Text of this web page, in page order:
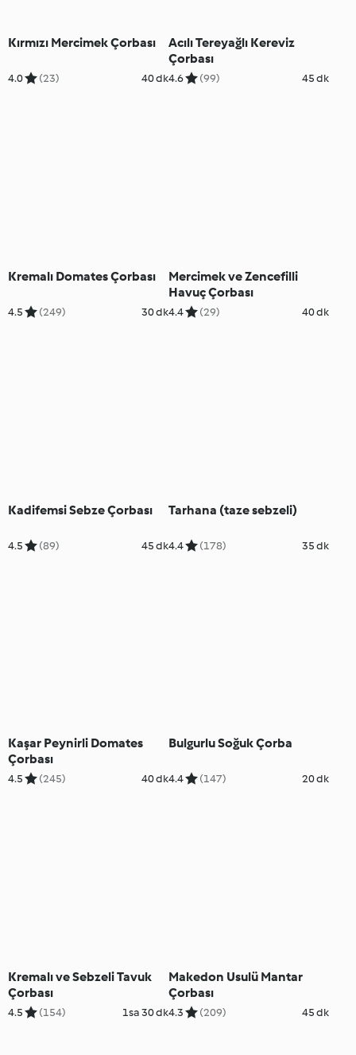
Kırmızı Mercimek Çorbası
4.0 (23) 40 dk
Acılı Tereyağlı Kereviz
Çorbası
4.6 (99) 45 dk
Kremalı Domates Çorbası
4.5 (249) 30 dk
Mercimek ve Zencefilli
Havuç Çorbası
4.4 (29) 40 dk
Kadifemsi Sebze Çorbası
4.5 (89) 45 dk
Tarhana (taze sebzeli)
4.4 (178) 35 dk
Kaşar Peynirli Domates
Çorbası
4.5 (245) 40 dk
Bulgurlu Soğuk Çorba
4.4 (147) 20 dk
Kremalı ve Sebzeli Tavuk
Çorbası
4.5 (154) 1sa 30 dk
Makedon Usulü Mantar
Çorbası
4.3 (209) 45 dk